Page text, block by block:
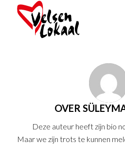
OVER
Deze auteur heeft zijn bio
Maar we zijn trots te kunnen